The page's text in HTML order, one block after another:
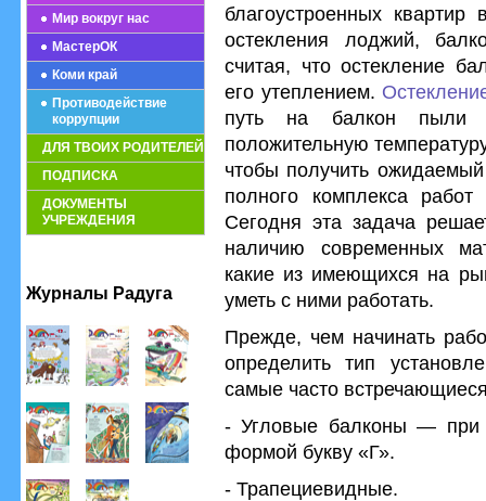
Мир вокруг нас
МастерОК
Коми край
Противодействие
коррупции
ДЛЯ ТВОИХ РОДИТЕЛЕЙ
ПОДПИСКА
ДОКУМЕНТЫ
УЧРЕЖДЕНИЯ
Журналы Радуга
благоустроенных
остекления лоджий,
считая, что остекление
его утеплением.
путь на балкон пыли
положительную
чтобы получить ожидаемый
полного комплекса
Сегодня эта задача
наличию современных
какие из имеющихся на
уметь с ними работать.
Прежде, чем начинать
определить тип
самые часто
- Угловые балконы — при
формой букву «Г».
- Трапециевидные.